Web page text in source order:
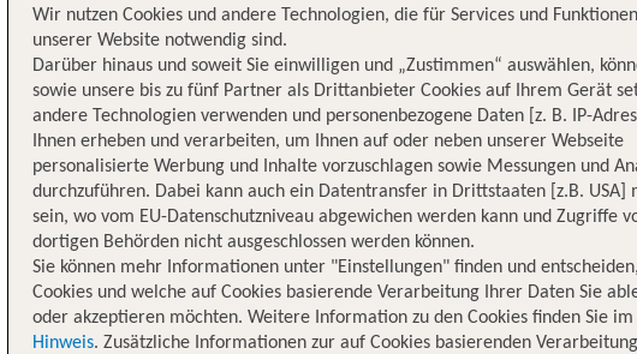
Wir nutzen Cookies und andere Technologien, die für Services und
unserer Website notwendig sind.
Darüber hinaus und soweit Sie einwilligen und „Zustimmen“ auswählen,
sowie unsere bis zu fünf Partner als Drittanbieter Cookies auf Ihrem Gerät
andere Technologien verwenden und personenbezogene Daten [z. B. IP-
Ihnen erheben und verarbeiten, um Ihnen auf oder neben unserer Webseite
personalisierte Werbung und Inhalte vorzuschlagen sowie Messungen und
durchzuführen. Dabei kann auch ein Datentransfer in Drittstaaten [z.B. USA]
sein, wo vom EU-Datenschutzniveau abgewichen werden kann und Zugriffe
dortigen Behörden nicht ausgeschlossen werden können.
Sie können mehr Informationen unter "Einstellungen" finden und
Cookies und welche auf Cookies basierende Verarbeitung Ihrer Daten Sie
oder akzeptieren möchten. Weitere Information zu den Cookies finden Sie im
Hinweis. Zusätzliche Informationen zur auf Cookies basierenden